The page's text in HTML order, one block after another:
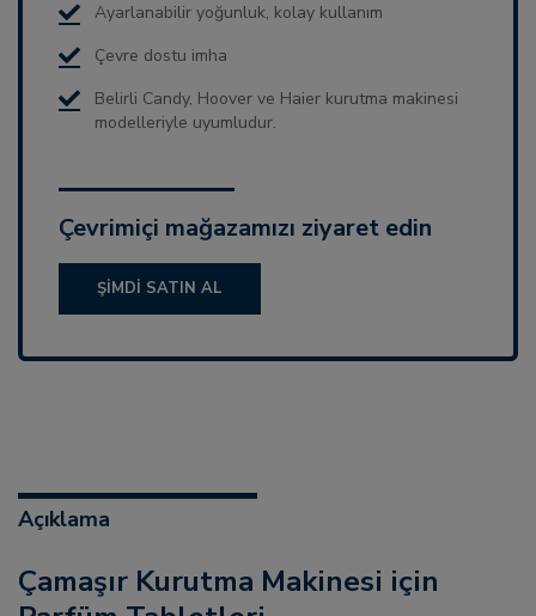
Ayarlanabilir yoğunluk, kolay kullanım
Çevre dostu imha
Belirli Candy, Hoover ve Haier kurutma makinesi
modelleriyle uyumludur.
Çevrimiçi mağazamızı ziyaret edin
ŞIMDI SATIN AL
Açıklama
Çamaşır Kurutma Makinesi için